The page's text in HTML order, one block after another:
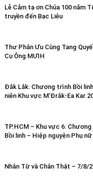
Lễ Cảm tạ ơn Chúa 100 năm
truyền đến Bạc Liêu
Thư Phân Ưu Cùng Tang
Cụ Ông MƯIH
Đắk Lắk: Chương trình Bồi
niên Khu vực M’Đrắk-Ea Kar
TP.HCM – Khu vực 6:
Bồi linh – Hiệp nguyện Phụ nữ
Nhân Từ và Chân Thật – 7/8/